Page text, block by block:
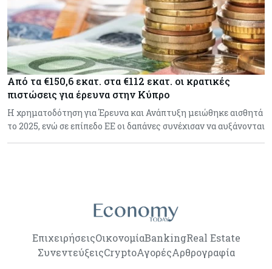
Από τα €150,6 εκατ. στα €112 εκατ. οι κρατικές
πιστώσεις για έρευνα στην Κύπρο
Η χρηματοδότηση για Έρευνα και Ανάπτυξη μειώθηκε αισθητά
το 2025, ενώ σε επίπεδο ΕΕ οι δαπάνες συνέχισαν να αυξάνονται
ΕπιχειρήσειςΟικονομίαBankingReal Estate
ΣυνεντεύξειςCryptoΑγορέςΑρθρογραφία